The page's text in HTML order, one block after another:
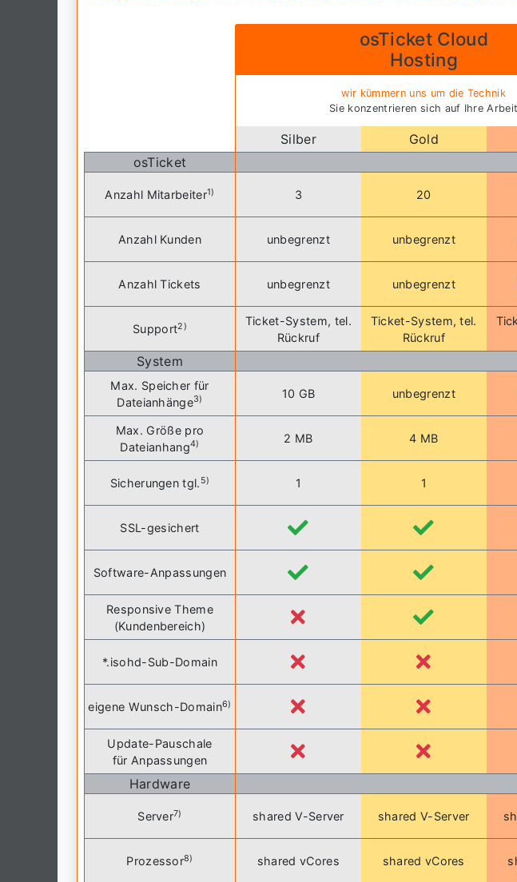
osTicket
Anzahl Mitarbeiter1)
Anzahl Kunden
Anzahl Tickets
Support2)
System
Max. Speicher für
Dateianhänge3)
Max. Größe pro
Dateianhang4)
Sicherungen tgl. 5)
SSL-gesichert
Software-Anpassungen
Responsive Theme
(Kundenbereich)
*.isohd-Sub-Domain
eigene Wunsch-Domain6)
Update-Pauschale
für Anpassungen
Hardware
Server7)
Prozessor8)
osTicket Cloud
Hosting
wir kümmern uns um die Technik
Sie konzentrieren sich auf Ihre Arbeit
Silber Gold
3 20
unbegrenzt unbegrenzt
unbegrenzt unbegrenzt
Ticket-System, tel.
Rückruf
Ticket-System, tel.
Rückruf
10 GB unbegrenzt
2 MB 4 MB
1 1
shared V-Server shared V-Server
shared vCores shared vCores